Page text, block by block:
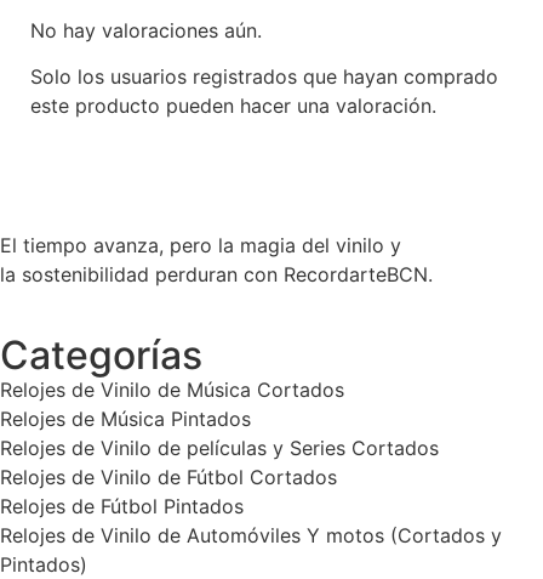
No hay valoraciones aún.
Solo los usuarios registrados que hayan comprado
este producto pueden hacer una valoración.
El tiempo avanza, pero la magia del vinilo y
la sostenibilidad perduran con RecordarteBCN.
Categorías
Relojes de Vinilo de Música Cortados
Relojes de Música Pintados
Relojes de Vinilo de películas y Series Cortados
Relojes de Vinilo de Fútbol Cortados
Relojes de Fútbol Pintados
Relojes de Vinilo de Automóviles Y motos (Cortados y
Pintados)